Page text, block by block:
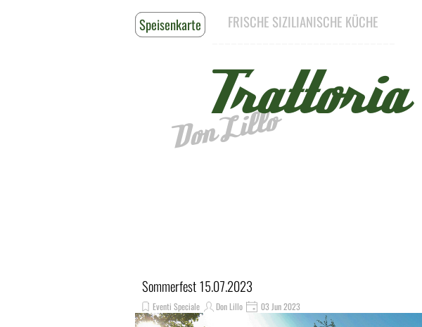
FRISCHE SIZILIANISCHE KÜCHE
Don Lillo
Trattoria
Reservieren
Speisenkarte
Sommerfest 15.07.2023
Eventi Speciale Don Lillo 03 Jun 2023